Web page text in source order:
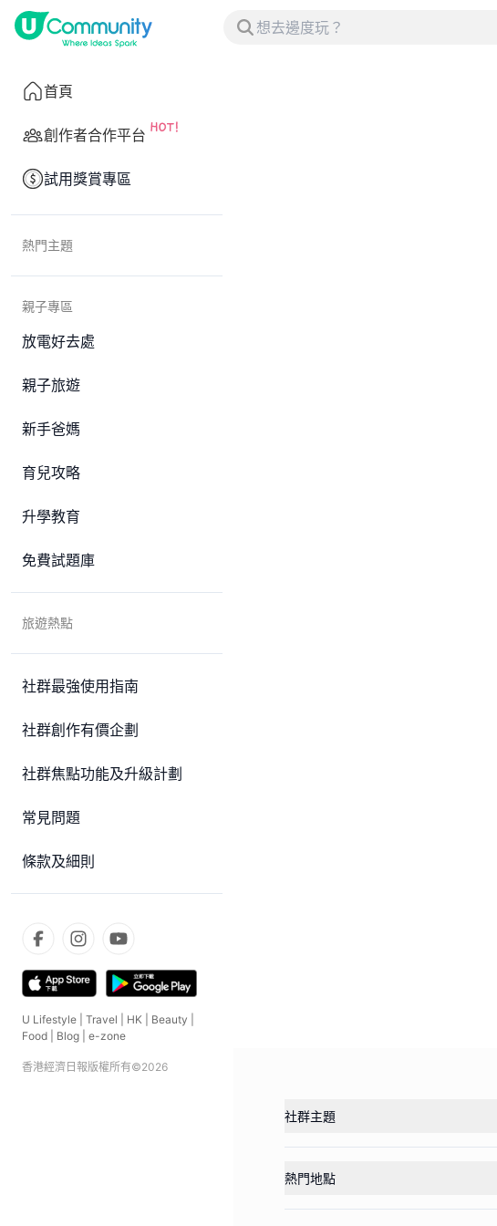
首頁
創作者合作平台
試用獎賞專區
熱門主題
親子專區
放電好去處
親子旅遊
新手爸媽
育兒攻略
升學教育
免費試題庫
旅遊熱點
社群最強使用指南
社群創作有價企劃
社群焦點功能及升級計劃
常見問題
條款及細則
U Lifestyle Travel HK Beauty
Food
Blog e-zone
香港經濟日報版權所有©2026
社群主題
熱門地點